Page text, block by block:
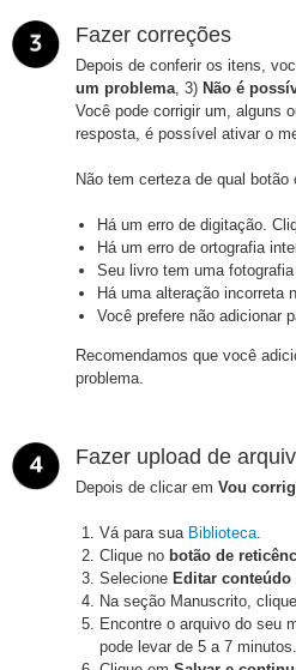
Fazer correções
Depois de conferir os itens,
um problema, 3) Não é
Você pode corrigir um, alguns
resposta, é possível ativar o
Não tem certeza de qual
Há um erro de digitação.
Há um erro de ortografia
Seu livro tem uma
Há uma alteração incorreta
Você prefere não adicionar
Recomendamos que você
problema.
Fazer upload de
Depois de clicar em Vou
Vá para sua Biblioteca.
Clique no botão de
Selecione Editar conteúdo
Na seção Manuscrito,
Encontre o arquivo do seu
pode levar de 5 a 7 minutos.